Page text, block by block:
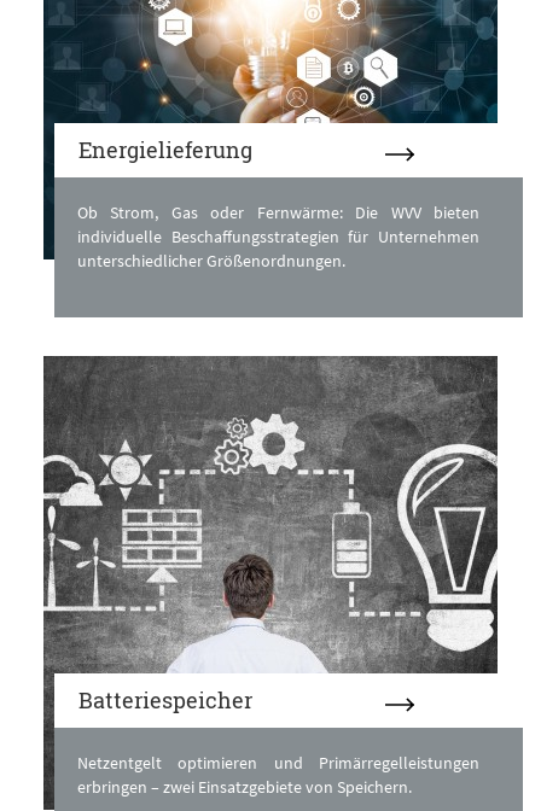
Energielieferung
Ob Strom, Gas oder Fernwärme: Die WVV bieten
individuelle Beschaffungsstrategien für Unternehmen
unterschiedlicher Größenordnungen.
Batteriespeicher
Netzentgelt optimieren und Primärregelleistungen
erbringen – zwei Einsatzgebiete von Speichern.